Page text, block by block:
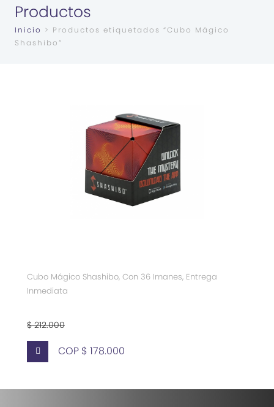
Productos
Inicio > Productos etiquetados “Cubo Mágico
Shashibo”
Cubo Mágico Shashibo, Con 36 Imanes, Entrega
Inmediata
$ 212.000
COP $ 178.000